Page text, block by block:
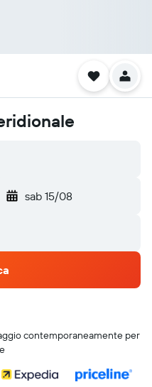
sab 15/08
contemporaneamente per